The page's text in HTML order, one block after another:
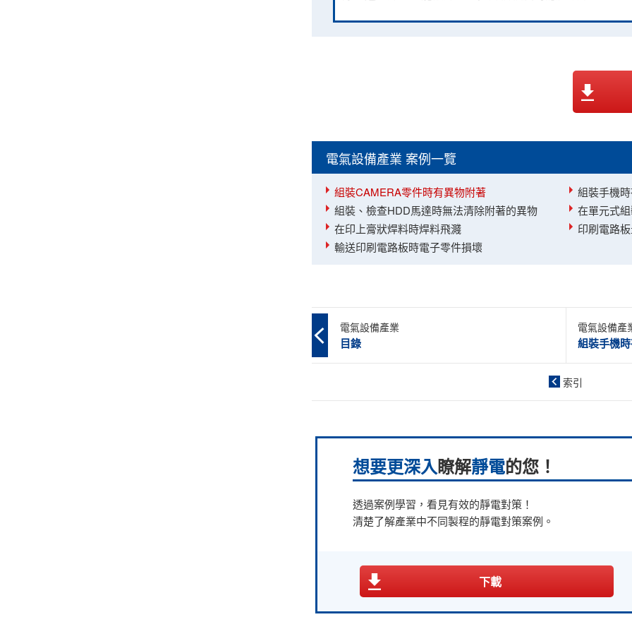
電氣設備產業 案例一覽
組裝CAMERA零件時有異物附著
組裝手機
組裝、檢查HDD馬達時無法清除附著的異物
在單元式
在印上膏狀焊料時焊料飛濺
印刷電路
輸送印刷電路板時電子零件損壞
電氣設備產業
目錄
電氣設備產
組裝手機
索引
想要更深入瞭解靜電的您！
透過案例學習，看見有效的靜電對策！
清楚了解產業中不同製程的靜電對策案例。
下載